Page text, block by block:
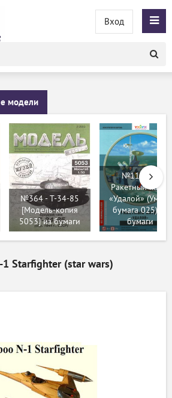
Вход
модели
№364 - T-34-85
[Модель-копия
5053] из бумаги
№11960 -
Ракетный катер
«Удалой» (Умная
бумага 025) из
бумаги
Starfighter (star wars)